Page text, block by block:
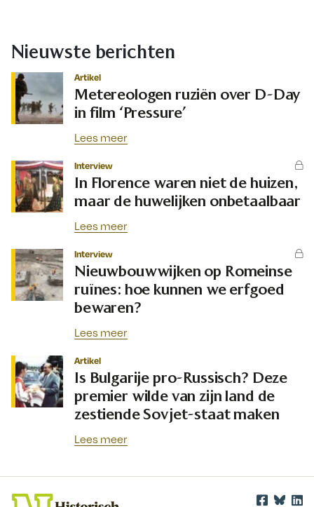
Nieuwste berichten
Artikel
Metereologen ruziën over D-Day
in film ‘Pressure’
Lees meer
Interview
In Florence waren niet de huizen,
maar de huwelijken onbetaalbaar
Lees meer
Interview
Nieuwbouwwijken op Romeinse
ruïnes: hoe kunnen we erfgoed
bewaren?
Lees meer
Artikel
Is Bulgarije pro-Russisch? Deze
premier wilde van zijn land de
zestiende Sovjet-staat maken
Lees meer